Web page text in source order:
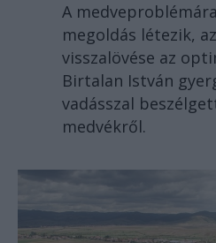
A
megoldás létezik,
visszalövése az
Birtalan István
vadásszal
medvékről.